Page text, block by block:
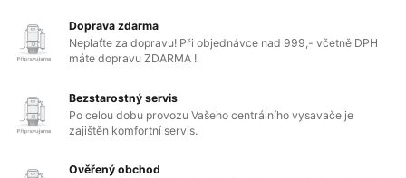
Doprava zdarma
Neplaťte za dopravu! Při objednávce nad 999,- včetně DPH
máte dopravu ZDARMA !
Bezstarostný servis
Po celou dobu provozu Vašeho centrálního vysavače je
zajištěn komfortní servis.
Ověřený obchod